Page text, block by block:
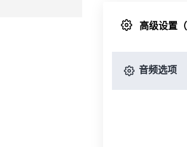
高级设置
音频选项